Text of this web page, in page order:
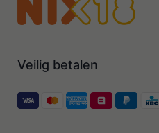
Veilig betalen